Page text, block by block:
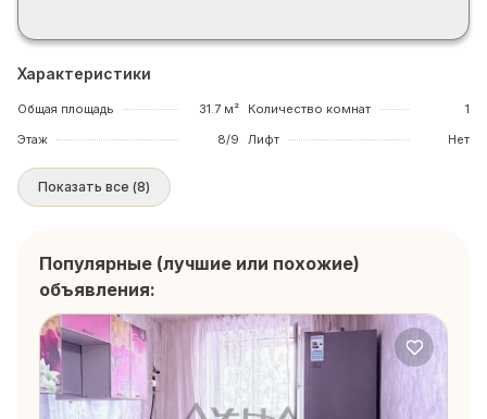
Характеристики
Общая площадь
31.7 м²
Этаж
8/9
Количество комнат
1
Лифт
Нет
Показать все (8)
Популярные (лучшие или похожие)
объявления: